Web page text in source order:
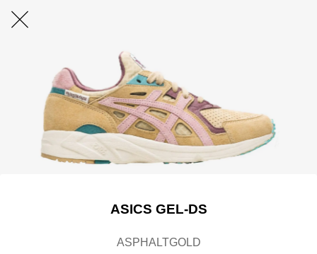
ASICS GEL-DS
ASPHALTGOLD